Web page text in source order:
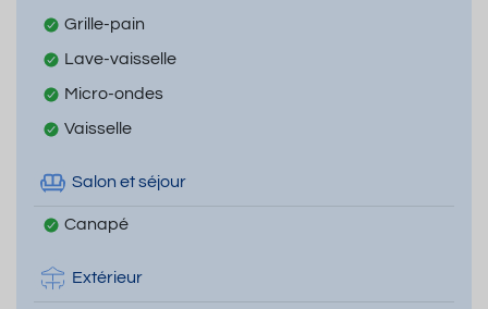
Grille-pain
Lave-vaisselle
Micro-ondes
Vaisselle
Salon et séjour
Canapé
Extérieur